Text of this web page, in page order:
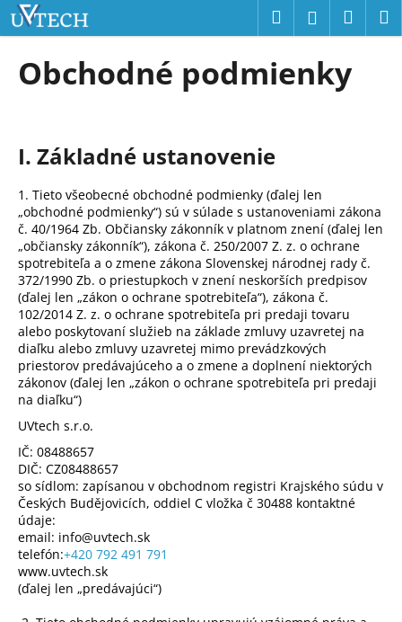
Prejsť
na
obsah
Hľadať
Obchodné podmienky
I. Základné ustanovenie
1. Tieto všeobecné obchodné podmienky (ďalej len
„obchodné podmienky“) sú v súlade s ustanoveniami zákona
č. 40/1964 Zb. Občiansky zákonník v platnom znení (ďalej len
„občiansky zákonník“), zákona č. 250/2007 Z. z. o ochrane
spotrebiteľa a o zmene zákona Slovenskej národnej rady č.
372/1990 Zb. o priestupkoch v znení neskorších predpisov
(ďalej len „zákon o ochrane spotrebiteľa“), zákona č.
102/2014 Z. z. o ochrane spotrebiteľa pri predaji tovaru
alebo poskytovaní služieb na základe zmluvy uzavretej na
diaľku alebo zmluvy uzavretej mimo prevádzkových
priestorov predávajúceho a o zmene a doplnení niektorých
zákonov (ďalej len „zákon o ochrane spotrebiteľa pri predaji
na diaľku“)
UVtech s.r.o.
IČ: 08488657
DIČ: CZ08488657
so sídlom: zapísanou v obchodnom registri Krajského súdu v
Českých Budějovicích, oddiel C vložka č 30488 kontaktné
údaje:
email: info@uvtech.sk
telefón:+420 792 491 791
www.uvtech.sk
(ďalej len „predávajúci“)
K
o
p
o
t
r
e
b
u
j
e
t
e
n
á
j
s
ť
?